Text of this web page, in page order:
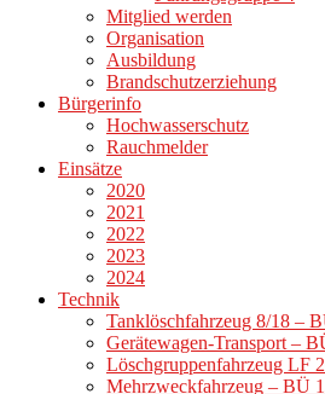
Mitglied werden
Organisation
Ausbildung
Brandschutzerziehung
Bürgerinfo
Hochwasserschutz
Rauchmelder
Einsätze
2020
2021
2022
2023
2024
Technik
Tanklöschfahrzeug 8/18 –
Gerätewagen-Transport –
Löschgruppenfahrzeug LF
Mehrzweckfahrzeug – BÜ